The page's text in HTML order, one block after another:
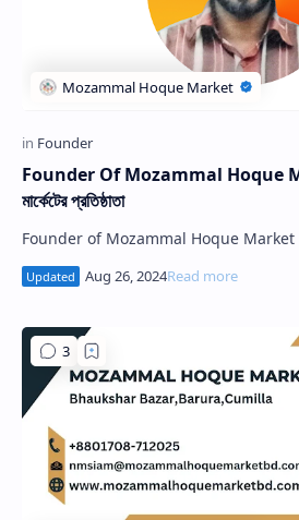
Founder Of Mozammal Hoque
মার্কেটের প্রতিষ্ঠাতা